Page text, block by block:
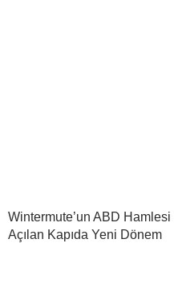
Wintermute’un ABD
Açılan Kapıda Yeni Dönem